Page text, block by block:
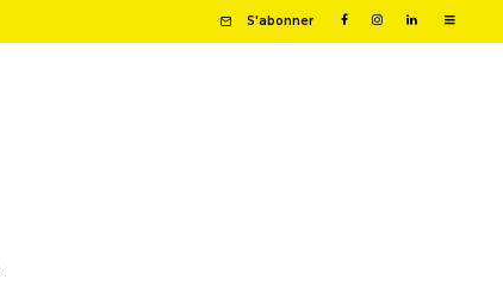
S'abonner